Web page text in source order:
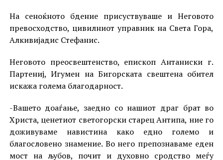
На сеноќното бдение присуствуваше и Неговото
превосходство, цивилниот управник на Света Гора,
Алкивијадис Стефанис.
Неговото преосвештенство, епископ Антаниски г.
Партениј, Игумен на Бигорската свештена обител
искажа голема благодарност.
-Вашето доаѓање, заедно со нашиот драг брат во
Христа, ценетиот светогорски старец Антипа, ние го
доживуваме навистина како едно големо и
благословено знамение. Во него препознаваме еден
мост на љубов, почит и духовно сродство меѓу